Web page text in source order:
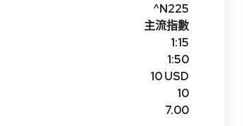
^N225
主流指數
1:15
1:50
10 USD
10
7.00